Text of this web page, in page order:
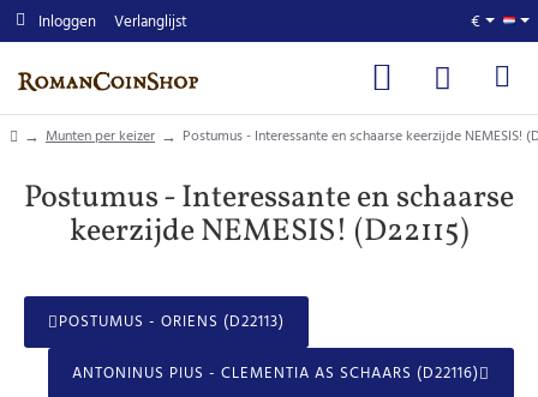
Inloggen Verlanglijst €
homeMunten per keizer Postumus - Interessante en schaarse keerzijde NEMESIS!
Postumus - Interessante en schaarse
keerzijde NEMESIS! (D22115)
POSTUMUS - ORIENS (D22113)
ANTONINUS PIUS - CLEMENTIA AS SCHAARS (D22116)